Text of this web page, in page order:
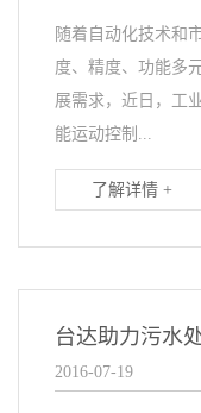
随着自动化技术和
度、精度、功能多
展需求，近日，工
能运动控制...
了解详情 +
2016-07-19